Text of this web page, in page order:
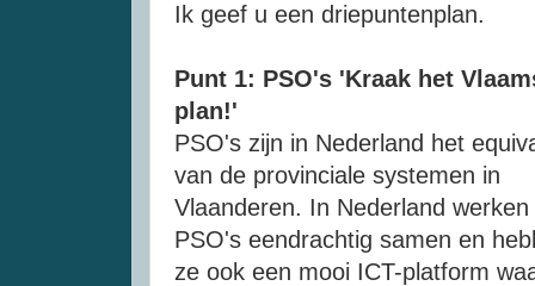
Ik geef u een driepuntenplan.
Punt 1: PSO's 'Kraak het
plan!'
PSO's zijn in Nederland het
van de provinciale systemen in
Vlaanderen. In Nederland werken
PSO's eendrachtig samen en
ze ook een mooi ICT-platform